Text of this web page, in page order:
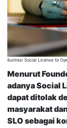
Ilustrasi Social License to
Menurut
adanya Social
dapat ditolak
masyarakat
SLO sebagai